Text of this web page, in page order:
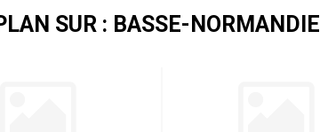
SUR : BASSE-NORMANDIE